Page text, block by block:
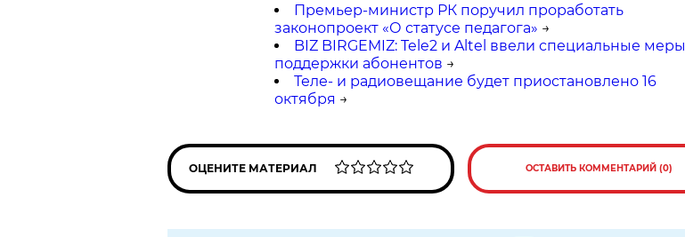
Премьер-министр РК поручил проработать
законопроект «О статусе педагога» →
BIZ BIRGEMIZ: Tele2 и Altel ввели специальные меры
поддержки абонентов →
Теле- и радиовещание будет приостановлено 16
октября →
ОЦЕНИТЕ МАТЕРИАЛ ОСТАВИТЬ КОММЕНТАРИЙ (0)